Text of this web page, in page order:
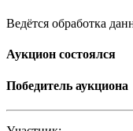
Ведётся обработка
Аукцион состоялся
Победитель аукциона